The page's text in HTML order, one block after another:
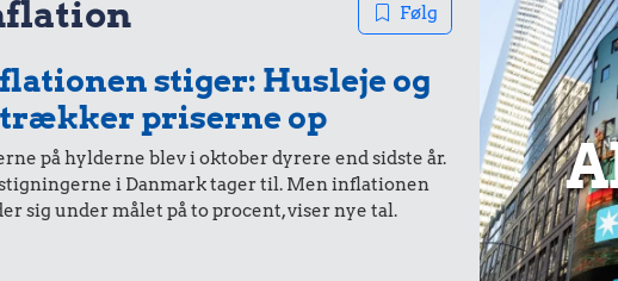
100,- = 123,-
Følg
stiger: Husleje og
priserne op
på hylderne blev i oktober dyrere end sidste år.
i Danmark tager til. Men inflationen
sig under målet på to procent, viser nye tal.